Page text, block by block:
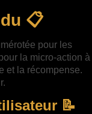
📋
pour les
la micro-action à
et la récompense.
📝